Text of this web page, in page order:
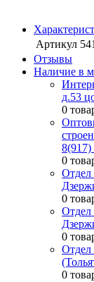
Артикул
Отзывы
Наличие в
д.53
0
8(917)
0
Отдел
0
Отдел
0
Отдел
0